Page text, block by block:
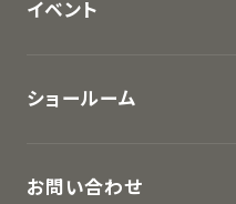
イベント
ショールーム
お問い合わせ